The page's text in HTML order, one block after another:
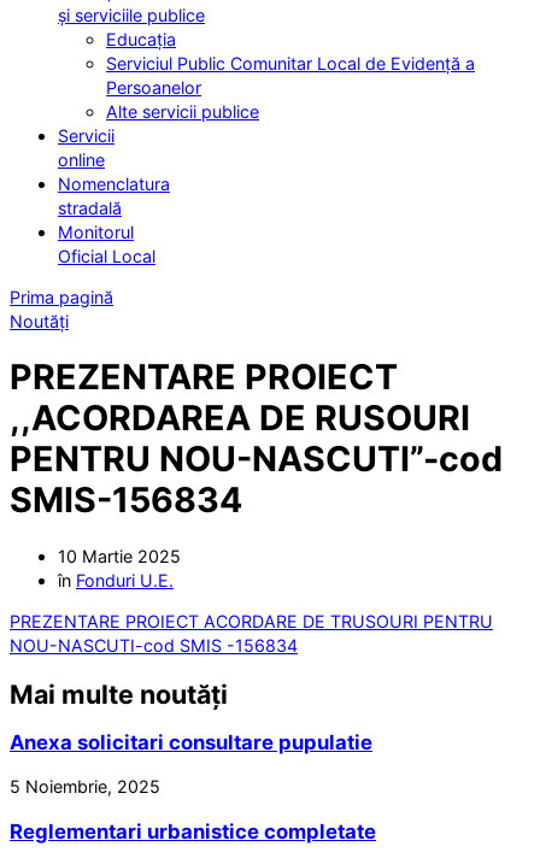
și serviciile publice
Educația
Serviciul Public Comunitar Local de Evidență a
Persoanelor
Alte servicii publice
Servicii
online
Nomenclatura
stradală
Monitorul
Oficial Local
Prima pagină
Noutăți
PREZENTARE PROIECT
,,ACORDAREA DE RUSOURI
PENTRU NOU-NASCUTI”-cod
SMIS-156834
10 Martie 2025
în Fonduri U.E.
PREZENTARE PROIECT ACORDARE DE TRUSOURI PENTRU
NOU-NASCUTI-cod SMIS -156834
Mai multe noutăți
Anexa solicitari consultare pupulatie
5 Noiembrie, 2025
Reglementari urbanistice completate